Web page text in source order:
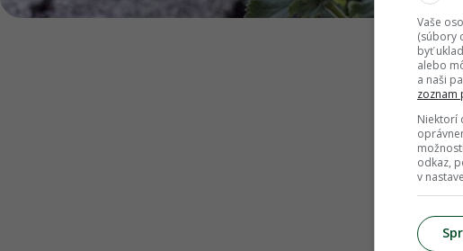
Vaše
(súbory
byť
alebo
a naši
zoznam
Niektorí
odkaz,
v